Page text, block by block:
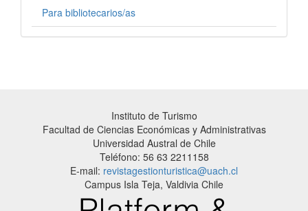
Para bibliotecarios/as
Instituto de Turismo
Facultad de Ciencias Económicas y Administrativas
Universidad Austral de Chile
Teléfono: 56 63 2211158
E-mail: revistagestionturistica@uach.cl
Campus Isla Teja, Valdivia Chile